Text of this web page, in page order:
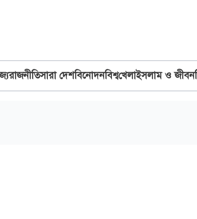
রাজনীতিসারা দেশবিনোদনবিশ্বখেলাইসলাম ও জীবন